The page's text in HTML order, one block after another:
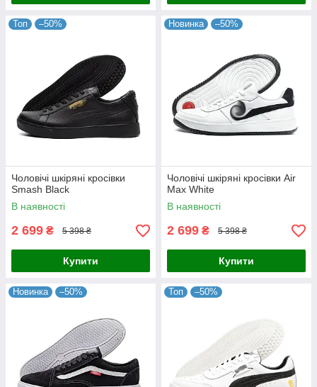
Топ –50%
Чоловічі шкіряні кросівки
Smash Black
В наявності
2 699 ₴ 5 398 ₴
Купити
Новинка –50%
Чоловічі шкіряні кросівки Air
Max White
В наявності
2 699 ₴ 5 398 ₴
Купити
Новинка –50% Топ –50%